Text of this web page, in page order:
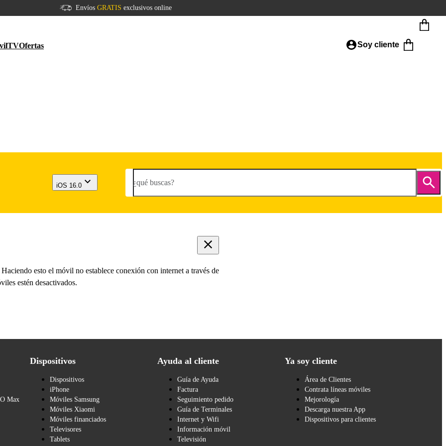
Envíos GRATIS exclusivos online
TVOfertas Soy cliente
iOS 16.0 ¿qué buscas?
esto el móvil no establece conexión con internet a través de
estén desactivados.
Max
Dispositivos
Dispositivos
iPhone
Móviles Samsung
Móviles Xiaomi
Móviles financiados
Televisores
Tablets
Ayuda al cliente
Guía de Ayuda
Factura
Seguimiento pedido
Guía de Terminales
Internet y Wifi
Información móvil
Televisión
Ya soy cliente
Área de Clientes
Contrata líneas móviles
Mejorología
Descarga nuestra App
Dispositivos para clientes